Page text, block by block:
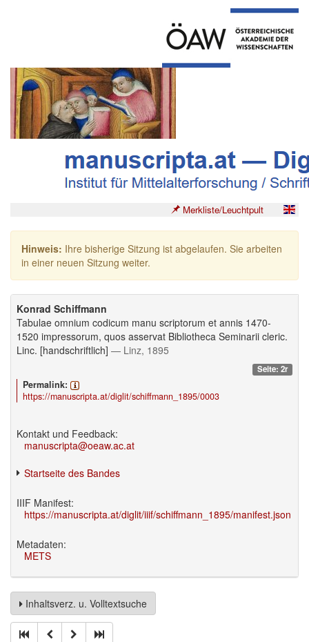
Merkliste/Leuchtpult
Hinweis: Ihre bisherige Sitzung ist abgelaufen. Sie arbeiten
in einer neuen Sitzung weiter.
Konrad Schiffmann
Tabulae omnium codicum manu scriptorum et annis 1470-
1520 impressorum, quos asservat Bibliotheca Seminarii cleric.
Linc. [handschriftlich] — Linz, 1895
Seite: 2r
Permalink:
https://manuscripta.at/diglit/schiffmann_1895/0003
Kontakt und Feedback:
manuscripta@oeaw.ac.at
Startseite des Bandes
IIIF Manifest:
https://manuscripta.at/diglit/iiif/schiffmann_1895/manifest.json
Metadaten:
METS
Inhaltsverz. u. Volltextsuche